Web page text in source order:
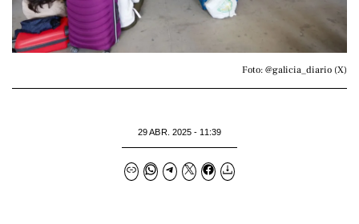
Foto: @galicia_diario (X)
29 ABR. 2025 - 11:39